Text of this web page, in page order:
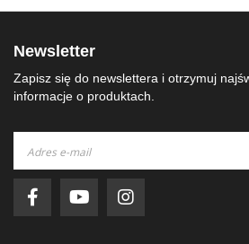
Newsletter
Zapisz się do newslettera i otrzymuj
informacje o produktach.
nasz
newsletter: